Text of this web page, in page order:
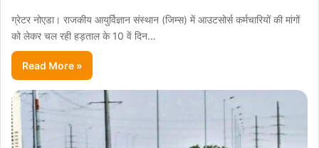
ग्रेटर नोएडा। राजकीय आयुर्विज्ञान संस्थान (जिम्स) में आउटसोर्स कर्मचारियों की मांगों
को लेकर चल रही हड़ताल के 10 वें दिन…
Read More »